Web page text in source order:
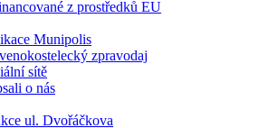
z prostředků EU
Munipolis
zpravodaj
sítě
o nás
ul. Dvořáčkova